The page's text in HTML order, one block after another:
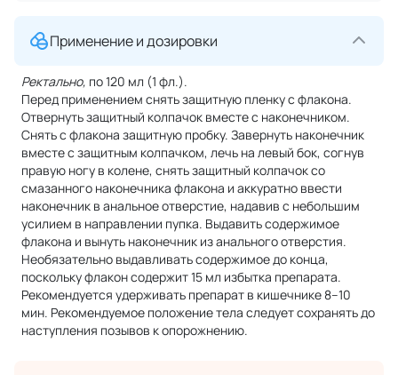
Применение и дозировки
Ректально, по 120 мл (1 фл.).
Перед применением снять защитную пленку с флакона.
Отвернуть защитный колпачок вместе с наконечником.
Снять с флакона защитную пробку. Завернуть наконечник
вместе с защитным колпачком, лечь на левый бок, согнув
правую ногу в колене, снять защитный колпачок со
смазанного наконечника флакона и аккуратно ввести
наконечник в анальное отверстие, надавив с небольшим
усилием в направлении пупка. Выдавить содержимое
флакона и вынуть наконечник из анального отверстия.
Необязательно выдавливать содержимое до конца,
поскольку флакон содержит 15 мл избытка препарата.
Рекомендуется удерживать препарат в кишечнике 8–10
мин. Рекомендуемое положение тела следует сохранять до
наступления позывов к опорожнению.